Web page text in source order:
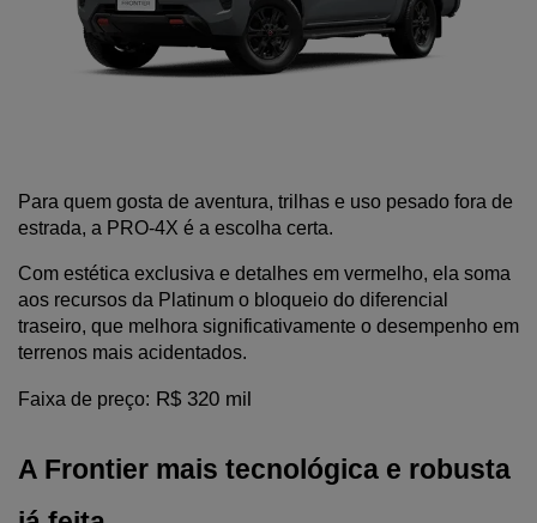
Para quem gosta de aventura, trilhas e uso pesado fora de
estrada, a PRO-4X é a escolha certa.
Com estética exclusiva e detalhes em vermelho, ela soma
aos recursos da Platinum o bloqueio do diferencial
traseiro, que melhora significativamente o desempenho em
terrenos mais acidentados.
Faixa de preço: R$ 320 mil
A Frontier mais tecnológica e robusta